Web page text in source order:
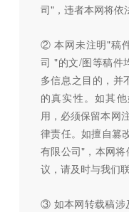
司"，违者本网将依
② 本网未注明"稿
司 "的文/图等稿件
多信息之目的，并
的真实性。如其
用，必须保留本网
律责任。如擅自篡
有限公司"，本网将
议，请及时与我们联
③ 如本网转载稿涉